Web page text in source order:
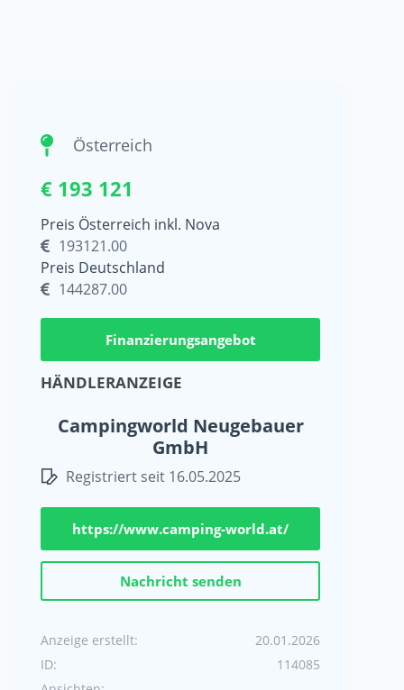
Österreich
€ 193 121
Preis Österreich inkl. Nova
193121.00
Preis Deutschland
144287.00
Finanzierungsangebot
HÄNDLERANZEIGE
Campingworld Neugebauer
GmbH
Registriert seit 16.05.2025
https://www.camping-world.at/
Nachricht senden
Anzeige erstellt:
20.01.2026
ID:
114085